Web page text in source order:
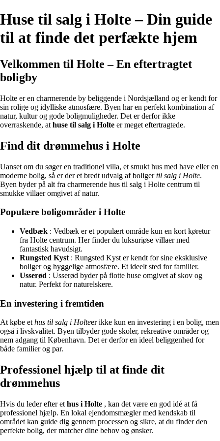
Huse til salg i Holte – Din guide
til at finde det perfækte hjem
Velkommen til Holte – En eftertragtet
boligby
Holte er en charmerende by beliggende i Nordsjælland og er kendt for
sin rolige og idylliske atmosfære. Byen har en perfekt kombination af
natur, kultur og gode boligmuligheder. Det er derfor ikke
overraskende, at huse til salg i Holte er meget eftertragtede.
Find dit drømmehus i Holte
Uanset om du søger en traditionel villa, et smukt hus med have eller en
moderne bolig, så er der et bredt udvalg af boligertil salg i Holte.
Byen byder på alt fra charmerende hus til salg i Holte centrum til
smukke villaer omgivet af natur.
Populære boligområder i Holte
Vedbæk : Vedbæk er et populært område kun en kort køretur
fra Holte centrum. Her finder du luksuriøse villaer med
fantastisk havudsigt.
Rungsted Kyst : Rungsted Kyst er kendt for sine eksklusive
boliger og hyggelige atmosfære. Et ideelt sted for familier.
Usserød : Usserød byder på flotte huse omgivet af skov og
natur. Perfekt for naturelskere.
En investering i fremtiden
At købe ethus til salg i Holteer ikke kun en investering i en bolig, men
også i livskvalitet. Byen tilbyder gode skoler, rekreative områder og
nem adgang til København. Det er derfor en ideel beliggenhed for
både familier og par.
Professionel hjælp til at finde dit
drømmehus
Hvis du leder efter et hus i Holte , kan det være en god idé at få
professionel hjælp. En lokal ejendomsmægler med kendskab til
området kan guide dig gennem processen og sikre, at du finder den
perfekte bolig, der matcher dine behov og ønsker.